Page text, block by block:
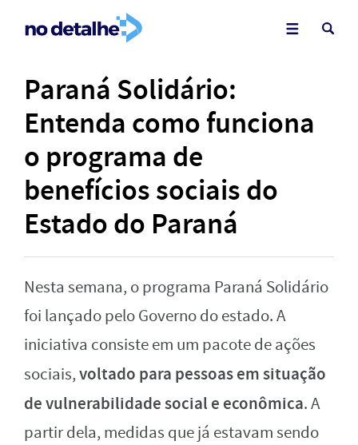
Paraná Solidário:
Entenda como funciona
o programa de
benefícios sociais do
Estado do Paraná
Nesta semana, o programa Paraná Solidário
foi lançado pelo Governo do estado. A
iniciativa consiste em um pacote de ações
sociais,voltado para pessoas em situação
de vulnerabilidade social e econômica. A
partir dela, medidas que já estavam sendo